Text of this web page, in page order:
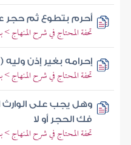
أحرم بتطوع ثم حجر
تحفة المحتاج في شرح المنهاج
إحرامه بغير إذن وليه
تحفة المحتاج في شرح المنهاج
وهل يجب على الوارث
فك الحجر أو لا
تحفة المحتاج في شرح المنهاج